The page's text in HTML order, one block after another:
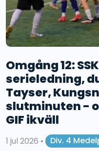
Omgång 12:
serieledning,
Tayser,
slutminuten -
GIF ikväll
1 jul 2026 •
Div. 4